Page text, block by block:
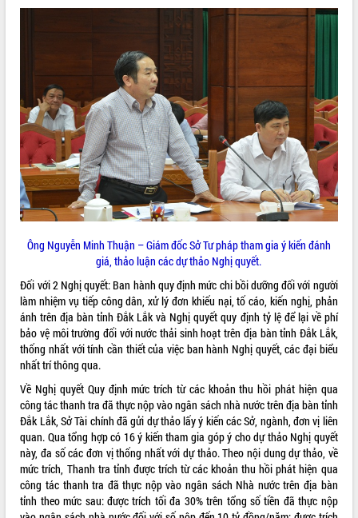
Thứ trưởng Bộ Nông nghiệp và Môi
Trình diễn nghệ thuật chế biến các
món ăn từ sầu riêng
Đắk Lắk công bố Quy hoạch và xúc
tiến đầu tư tỉnh
Ngành cá ngừ Đắk Lắk chủ động thích
ứng để giữ vững thị trường xuất khẩu
Diễn đàn Kinh tế tư nhân Việt Nam đột
phá cơ chế - Hợp tác công tư
Đề án 06 tạo bước ngoặt đột phá trong
cải cách hành chính tỉnh Đắk Lắk
Kết nối tour, đẩy mạnh chuyển đổi số
để phát triển du lịch Đắk Lắk
Khởi động Dự án Đầu tư xây dựng hạ
tầng kỹ thuật Cụm công nghiệp Tân
Tiến
Gặp mặt các cơ quan báo chí nhân Kỷ
niệm 101 năm Ngày Báo chí Cách
mạng Việt Nam
Đắk Lắk sơ kết 4 năm triển khai thực
hiện Đề án 06 của Chính phủ
Họp báo thông tin về Hội nghị Công bố
Quy hoạch và Xúc tiến đầu tư tỉnh Đắk
Lắk
Khơi thông điểm nghẽn, đẩy nhanh
giải ngân vốn khắc phục thiên tai
Ông Nguyễn Minh Thuận – Giám đốc Sở Tư pháp tham gia ý kiến đánh
giá, thảo luận các dự thảo Nghị quyết.
Đối với 2 Nghị quyết: Ban hành quy định mức chi bồi dưỡng đối với người
làm nhiệm vụ tiếp công dân, xử lý đơn khiếu nại, tố cáo, kiến nghị, phản
ánh trên địa bàn tỉnh Đắk Lắk và Nghị quyết quy định tỷ lệ để lại về phí
bảo vệ môi trường đối với nước thải sinh hoạt trên địa bàn tỉnh Đắk Lắk,
thống nhất với tính cần thiết của việc ban hành Nghị quyết, các đại biểu
nhất trí thông qua.
Về Nghị quyết Quy định mức trích từ các khoản thu hồi phát hiện qua
công tác thanh tra đã thực nộp vào ngân sách nhà nước trên địa bàn tỉnh
Đắk Lắk, Sở Tài chính đã gửi dự thảo lấy ý kiến các Sở, ngành, đơn vị liên
quan. Qua tổng hợp có 16 ý kiến tham gia góp ý cho dự thảo Nghị quyết
này, đa số các đơn vị thống nhất với dự thảo. Theo nội dung dự thảo, về
mức trích, Thanh tra tỉnh được trích từ các khoản thu hồi phát hiện qua
công tác thanh tra đã thực nộp vào ngân sách Nhà nước trên địa bàn
tỉnh theo mức sau: được trích tối đa 30% trên tổng số tiền đã thực nộp